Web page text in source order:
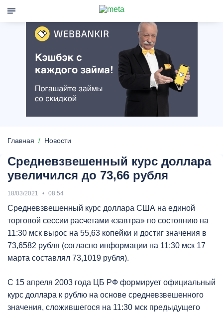
Главная Новости
Средневзвешенный курс доллара
увеличился до 73,66 рубля
18/03/2021 08:54
Средневзвешенный курс доллара США на единой
торговой сессии расчетами «завтра» по состоянию на
11:30 мск вырос на 55,63 копейки и достиг значения в
73,6582 рубля (согласно информации на 11:30 мск 17
марта составлял 73,1019 рубля).
С 15 апреля 2003 года ЦБ РФ формирует официальный
курс доллара к рублю на основе средневзвешенного
значения, сложившегося на 11:30 мск предыдущего